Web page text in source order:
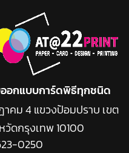
ออกแบบการ์ดพิธีทุกชนิด
คม 4 แขวงป้อมปราบ เขต
ดกรุงเทพ 10100
0250